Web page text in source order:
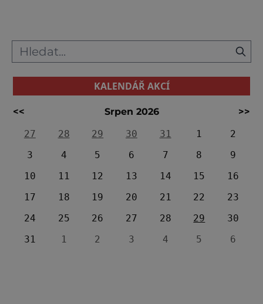
KALENDÁŘ AKCÍ
<< Srpen 2026
>>
27
28 29 30 31 1
2
3
4 5 6 7 8
9
10
11 12 13 14 15
16
17
18 19 20 21 22
23
24
25 26 27 28 29
30
31
1 2 3 4 5 6